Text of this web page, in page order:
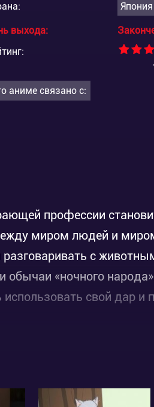
Япония
выхода:
аниме связано с:
профессии
миром людей и
с
обычаи «ночного
свой дар и
содействовать
становится –
земли фейри,